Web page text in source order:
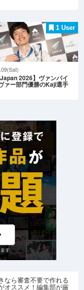
1 User
Japan 2026】ヴァンパイ
ァー部門優勝のKaji選手
なら審査不要で作れる
オススメ！編集部が厳